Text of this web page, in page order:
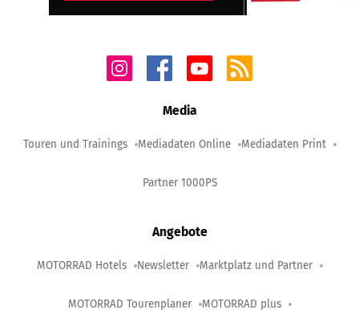
Media
Touren und Trainings Mediadaten Online Mediadaten Print
Partner 1000PS
Angebote
MOTORRAD Hotels Newsletter Marktplatz und Partner
MOTORRAD Tourenplaner MOTORRAD plus